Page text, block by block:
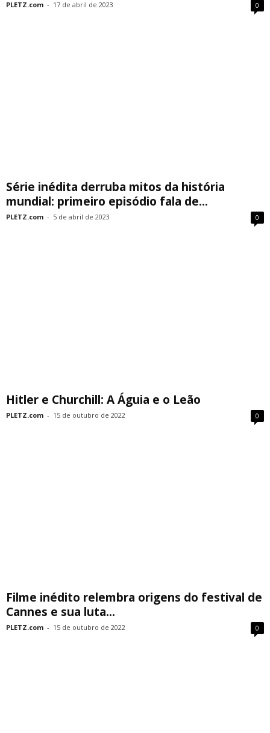
PLETZ.com - 17 de abril de 2023 0
Série inédita derruba mitos da história
mundial: primeiro episódio fala de...
PLETZ.com - 5 de abril de 2023 0
Hitler e Churchill: A Águia e o Leão
PLETZ.com - 15 de outubro de 2022 0
Filme inédito relembra origens do festival de
Cannes e sua luta...
PLETZ.com - 15 de outubro de 2022 0